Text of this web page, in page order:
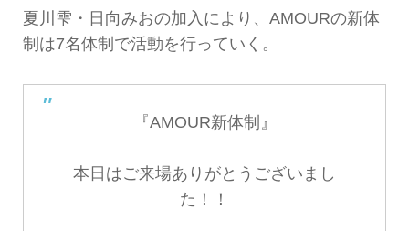
夏川雫・日向みおの加入により、AMOURの新体
制は7名体制で活動を行っていく。
『AMOUR新体制』
本日はご来場ありがとうございまし
た！！